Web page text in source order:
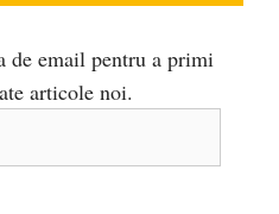
de email pentru a primi
articole noi.